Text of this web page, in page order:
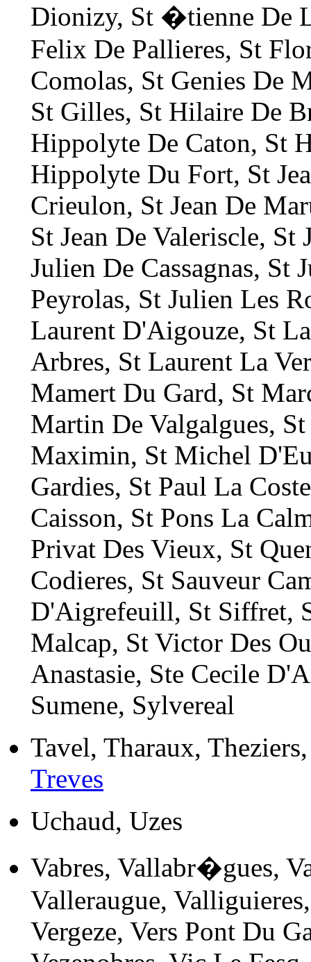
Dionizy, St �tienne De
Felix De Pallieres, St
Comolas, St Genies De
St Gilles, St Hilaire De
Hippolyte De Caton, St
Hippolyte Du Fort, St
Crieulon, St Jean De
St Jean De Valeriscle, St
Julien De Cassagnas, St
Peyrolas, St Julien Les
Laurent D'Aigouze, St
Arbres, St Laurent La
Mamert Du Gard, St
Martin De Valgalgues,
Maximin, St Michel
Gardies, St Paul La
Caisson, St Pons La
Privat Des Vieux, St
Codieres, St Sauveur
D'Aigrefeuill, St Siffret,
Malcap, St Victor Des
Anastasie, Ste Cecile
Sumene, Sylvereal
Tavel, Tharaux,
Treves
Uchaud, Uzes
Vabres, Vallabr�gues,
Valleraugue,
Vergeze, Vers Pont Du